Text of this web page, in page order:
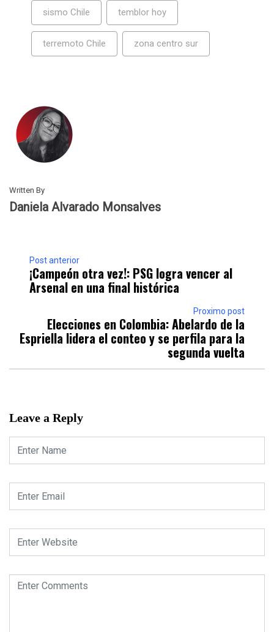
sismo Chile temblor hoy
terremoto Chile zona centro sur
Written By
Daniela Alvarado Monsalves
Post anterior
¡Campeón otra vez!: PSG logra vencer al
Arsenal en una final histórica
Proximo post
Elecciones en Colombia: Abelardo de la
Espriella lidera el conteo y se perfila para la
segunda vuelta
Leave a Reply